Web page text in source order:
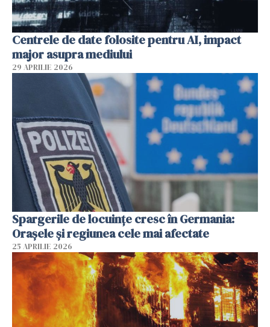
Centrele de date folosite pentru AI, impact
major asupra mediului
29 APRILIE 2026
Spargerile de locuințe cresc în Germania:
Orașele și regiunea cele mai afectate
25 APRILIE 2026